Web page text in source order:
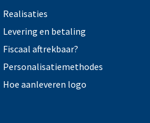
Realisaties
Levering en betaling
Fiscaal aftrekbaar?
Personalisatiemethodes
Hoe aanleveren logo